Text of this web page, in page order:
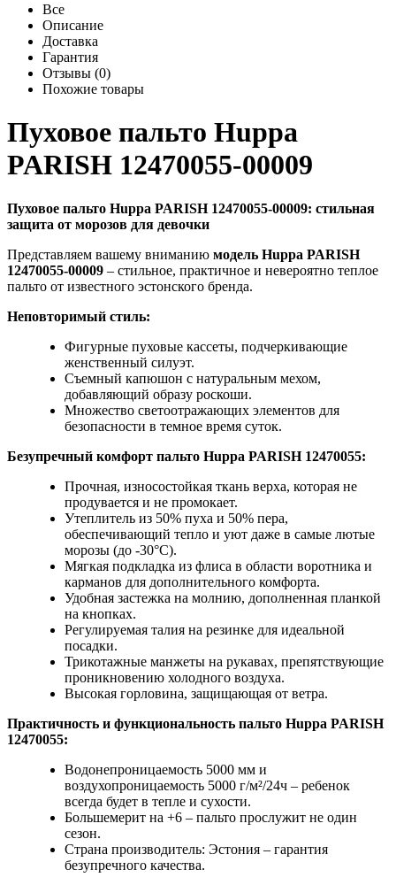
Все
Описание
Доставка
Гарантия
Отзывы (0)
Похожие товары
Пуховое пальто Huppa
PARISH 12470055-00009
Пуховое пальто Huppa PARISH 12470055-00009: стильная
защита от морозов для девочки
Представляем вашему вниманию модель Huppa PARISH
12470055-00009 – стильное, практичное и невероятно теплое
пальто от известного эстонского бренда.
Неповторимый стиль:
Фигурные пуховые кассеты, подчеркивающие
женственный силуэт.
Съемный капюшон с натуральным мехом,
добавляющий образу роскоши.
Множество светоотражающих элементов для
безопасности в темное время суток.
Безупречный комфорт пальто Huppa PARISH 12470055:
Прочная, износостойкая ткань верха, которая не
продувается и не промокает.
Утеплитель из 50% пуха и 50% пера,
обеспечивающий тепло и уют даже в самые лютые
морозы (до -30°C).
Мягкая подкладка из флиса в области воротника и
карманов для дополнительного комфорта.
Удобная застежка на молнию, дополненная планкой
на кнопках.
Регулируемая талия на резинке для идеальной
посадки.
Трикотажные манжеты на рукавах, препятствующие
проникновению холодного воздуха.
Высокая горловина, защищающая от ветра.
Практичность и функциональность пальто Huppa PARISH
12470055:
Водонепроницаемость 5000 мм и
воздухопроницаемость 5000 г/м²/24ч – ребенок
всегда будет в тепле и сухости.
Большемерит на +6 – пальто прослужит не один
сезон.
Страна производитель: Эстония – гарантия
безупречного качества.